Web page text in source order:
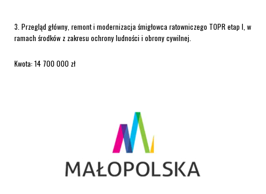
3. Przegląd główny, remont i modernizacja śmigłowca ratowniczego TOPR etap I, w
ramach środków z zakresu ochrony ludności i obrony cywilnej.
Kwota: 14 700 000 zł